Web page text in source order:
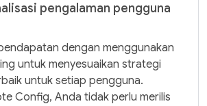
pengalaman pengguna
dengan menggunakan
untuk menyesuaikan strategi
untuk setiap pengguna.
Config, Anda tidak perlu merilis